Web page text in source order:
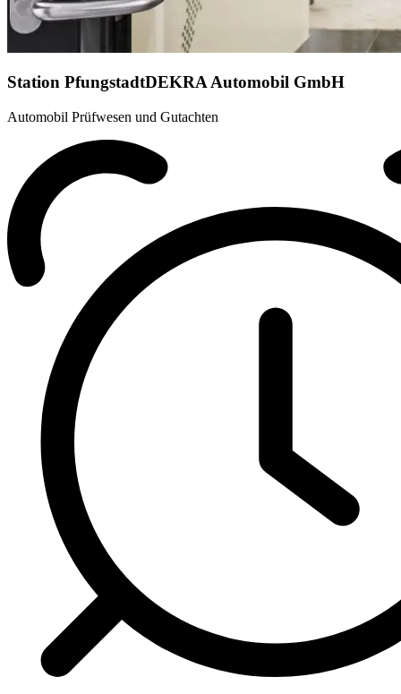
Station PfungstadtDEKRA Automobil GmbH
Automobil Prüfwesen und Gutachten